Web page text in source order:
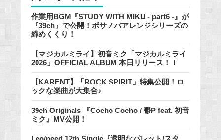
作業用BGM『STUDY WITH MIKU - part6 -』が
『39ch』で公開！ボサノバアレンジシリーズの
締めくくり！
【マジカルミライ】初音ミク「マジカルミライ
2026」OFFICIAL ALBUM 本日リリース！！
【KARENT】「ROCK SPIRIT」特集公開！ロ
ックな楽曲が大集合♪
39ch Originals 『Cocho Cocho / 鬱P feat. 初音
ミク』MV公開！